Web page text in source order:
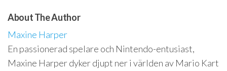
About The Author
Maxine Harper
En passionerad spelare och Nintendo-entusiast,
Maxine Harper dyker djupt ner i världen av Mario Kart